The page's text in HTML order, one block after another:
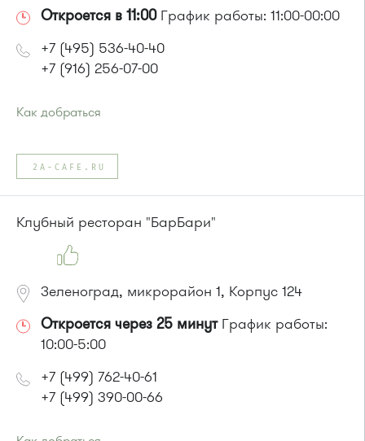
Откроется в 11:00График работы: 11:00-00:00
+7 (495) 536-40-40
+7 (916) 256-07-00
Как добраться
Автобусы № 45, 350, 440.
Маршрутка № 431
или до остановки"Московский проспект":
Маршрутка № 400, 476м, 900
2A-CAFE.RU
Клубный ресторан "БарБари"
Зеленоград, микрорайон 1, Корпус 124
Откроется через 25 минутГрафик работы:
10:00-5:00
+7 (499) 762-40-61
+7 (499) 390-00-66